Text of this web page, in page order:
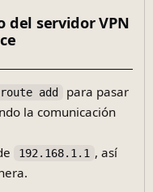
del servidor VPN
route add
para pasar
la comunicación
192.168.1.1 , así